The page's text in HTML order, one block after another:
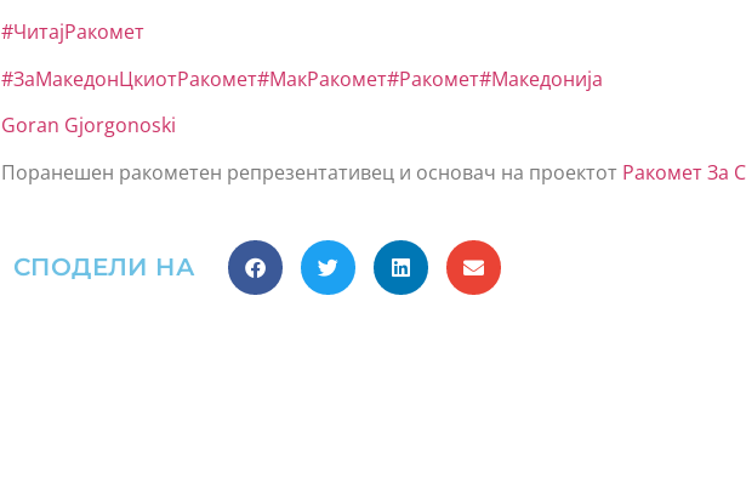
#ЧитајРакомет
#ЗаМакедонЦкиотРакомет#МакРакомет#Ракомет#Македонија
Goran Gjorgonoski
Поранешен ракометен репрезентативец и основач на проектот Ракомет За
СПОДЕЛИ НА